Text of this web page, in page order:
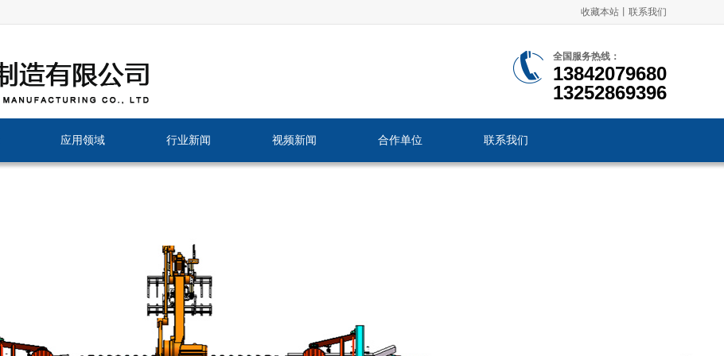
收藏本站 联系我们
全国服务热线：
13842079680
13252869396
应用领域 行业新闻 视频新闻 合作单位 联系我们